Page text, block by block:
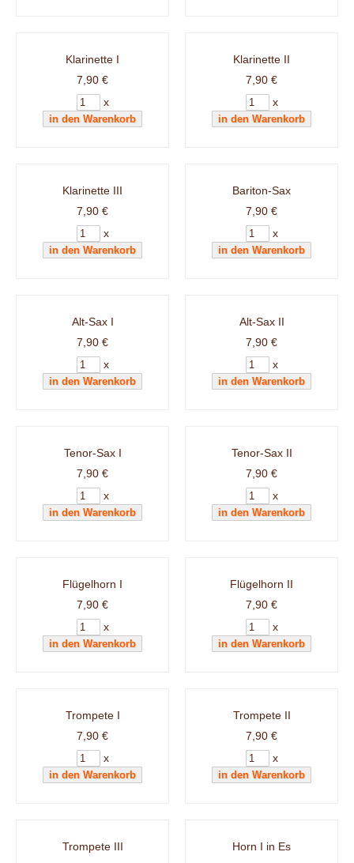
Klarinette I
7,90 €
x
Klarinette II
7,90 €
x
Klarinette III
7,90 €
x
Bariton-Sax
7,90 €
x
Alt-Sax I
7,90 €
x
Alt-Sax II
7,90 €
x
Tenor-Sax I
7,90 €
x
Tenor-Sax II
7,90 €
x
Flügelhorn I
7,90 €
x
Flügelhorn II
7,90 €
x
Trompete I
7,90 €
x
Trompete II
7,90 €
x
Trompete III
Horn I in Es